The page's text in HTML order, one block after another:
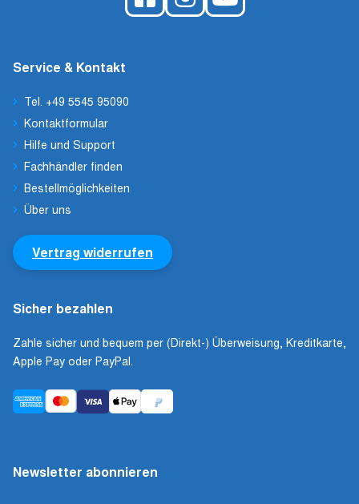
Service & Kontakt
Tel. +49 5545 95090
Kontaktformular
Hilfe und Support
Fachhändler finden
Bestellmöglichkeiten
Über uns
Vertrag widerrufen
Sicher bezahlen
Zahle sicher und bequem per (Direkt-) Überweisung, Kreditkarte,
Apple Pay oder PayPal.
Newsletter abonnieren